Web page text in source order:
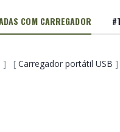
COM CARREGADOR
] [ Carregador portátil USB